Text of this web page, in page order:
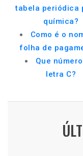
tabela periódica
química?
Como é o
folha de
Que
letra C?